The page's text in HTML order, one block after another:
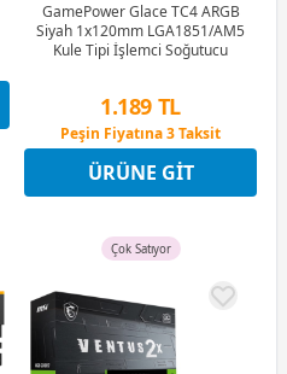
GamePower Glace TC4 ARGB
Siyah 1x120mm LGA1851/AM5
Kule Tipi İşlemci Soğutucu
1.189 TL
Peşin Fiyatına 3 Taksit
12 Ay x 140 TL taksitle
Peşin Fiyatına 3 Taksit
ÜRÜNE GIT
Çok Satıyor